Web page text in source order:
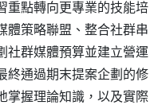
重點轉向更專業的技能培
體策略聯盟、整合社群串
社群媒體預算並建立營運
終通過期末提案企劃的修
掌握理論知識，以及實際